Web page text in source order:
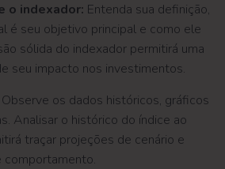
o indexador: Entenda sua definição,
é seu objetivo principal e como ele
sólida do indexador permitirá uma
seu impacto nos investimentos.
Observe os dados históricos, gráficos
Analisar o histórico do índice ao
traçar projeções de cenário e
comportamento.